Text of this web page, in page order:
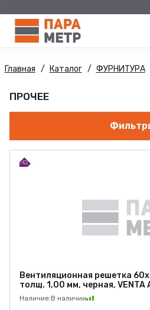
Главная Каталог ФУРНИТУРА
ПРОЧЕЕ
Вентиляционная решетка
толщ. 1,00 мм, черная, VENTA
Наличие:В наличии